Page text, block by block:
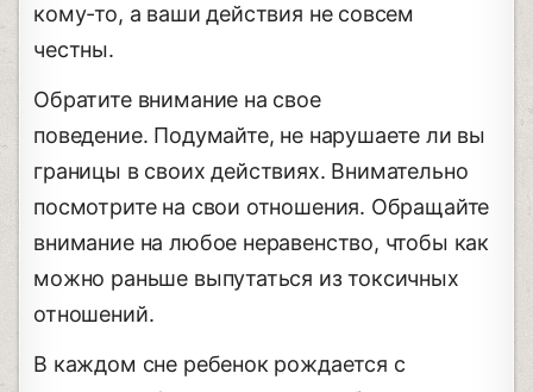
кому-то, а ваши действия не совсем
честны.
Обратите внимание на свое
поведение. Подумайте, не нарушаете ли вы
границы в своих действиях. Внимательно
посмотрите на свои отношения. Обращайте
внимание на любое неравенство, чтобы как
можно раньше выпутаться из токсичных
отношений.
В каждом сне ребенок рождается с